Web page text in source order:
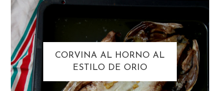
CORVINA AL HORNO AL
ESTILO DE ORIO